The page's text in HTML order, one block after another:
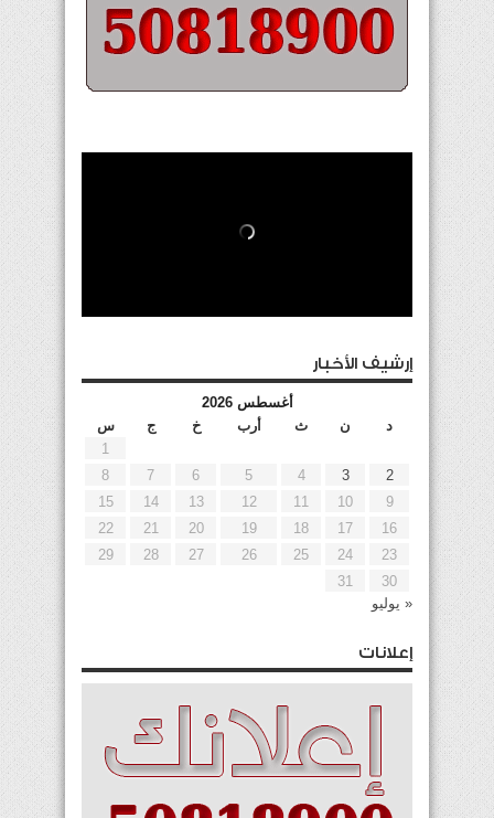
إرشيف الأخبار
أغسطس 2026
د
ن ث أرب خ ج
س
1
2
3
4
5
6
7
8
9
10
11
12
13
14
15
16
17
18
19
20
21
22
23
24
25
26
27
28
29
30
31
« يوليو
إعلانات